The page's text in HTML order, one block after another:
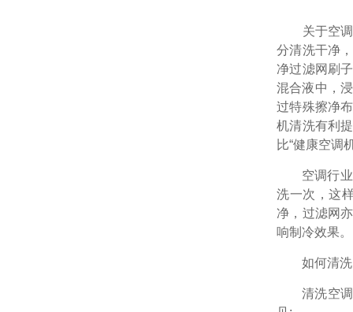
关于空调机
分清洗干净
净过滤网刷
混合液中，
过特殊擦净
机清洗有利
比“健康空调
空调行业的
洗一次，这
净，过滤网
响制冷效果。
如何清洗
清洗空调,